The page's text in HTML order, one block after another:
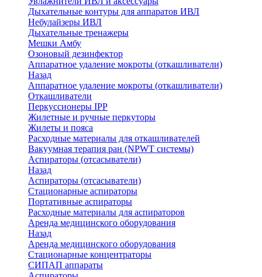
Дыхательные контуры для аппаратов ИВЛ
Небулайзеры ИВЛ
Дыхательные тренажеры
Мешки Амбу
Озоновый дезинфектор
Аппаратное удаление мокроты (откашливатели)
Назад
Аппаратное удаление мокроты (откашливатели)
Откашливатели
Перкуссионеры IPP
Жилетные и ручные перкуторы
Жилеты и пояса
Расходные материалы для откашливателей
Вакуумная терапия ран (NPWT системы)
Аспираторы (отсасыватели)
Назад
Аспираторы (отсасыватели)
Стационарные аспираторы
Портативные аспираторы
Расходные материалы для аспираторов
Аренда медицинского оборудования
Назад
Аренда медицинского оборудования
Стационарные концентраторы
СИПАП аппараты